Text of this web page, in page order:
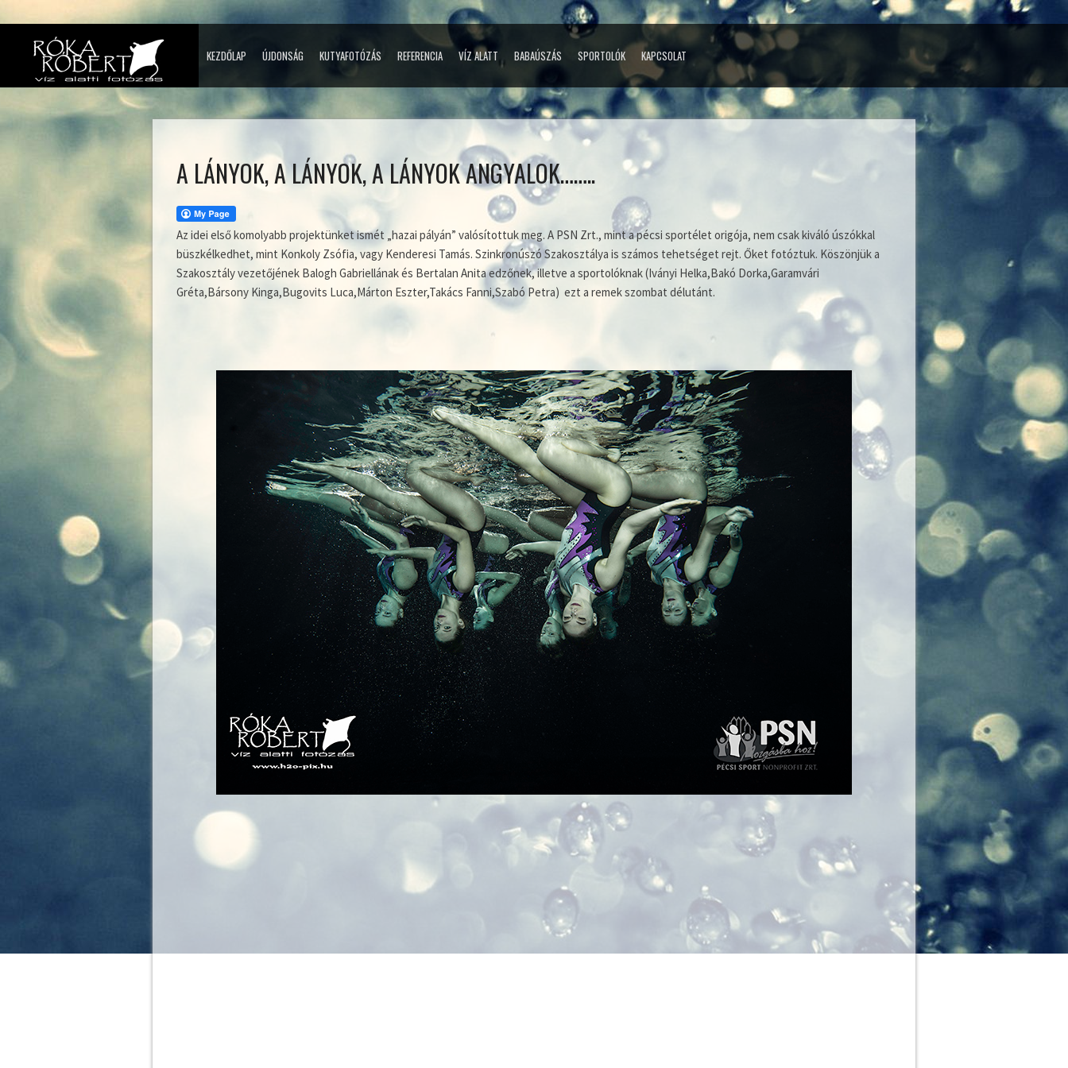
KEZDŐLAP ÚJDONSÁG KUTYAFOTÓZÁS REFERENCIA VÍZ ALATT BABAÚSZÁS SPORTOLÓK KAPCSOLAT
A LÁNYOK, A LÁNYOK, A LÁNYOK ANGYALOK……..
Az idei első komolyabb projektünket ismét „hazai pályán” valósítottuk meg. A PSN Zrt., mint a pécsi sportélet origója, nem csak kiváló úszókkal
büszkélkedhet, mint Konkoly Zsófia, vagy Kenderesi Tamás. Szinkronúszó Szakosztálya is számos tehetséget rejt. Őket fotóztuk. Köszönjük a
Szakosztály vezetőjének Balogh Gabriellának és Bertalan Anita edzőnek, illetve a sportolóknak (Iványi Helka,Bakó Dorka,Garamvári
Gréta,Bársony Kinga,Bugovits Luca,Márton Eszter,Takács Fanni,Szabó Petra) ezt a remek szombat délutánt.